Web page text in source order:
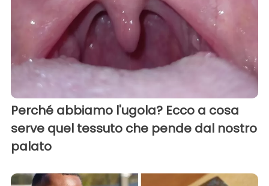
Perché abbiamo l'ugola? Ecco a cosa
serve quel tessuto che pende dal nostro
palato